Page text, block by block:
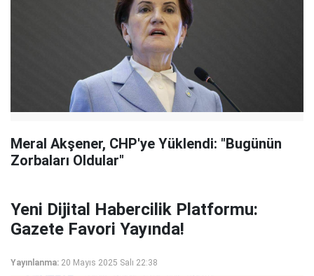
Meral Akşener, CHP'ye Yüklendi: "Bugünün
Zorbaları Oldular"
Yeni Dijital Habercilik Platformu:
Gazete Favori Yayında!
Yayınlanma: 20 Mayıs 2025 Salı 22:38